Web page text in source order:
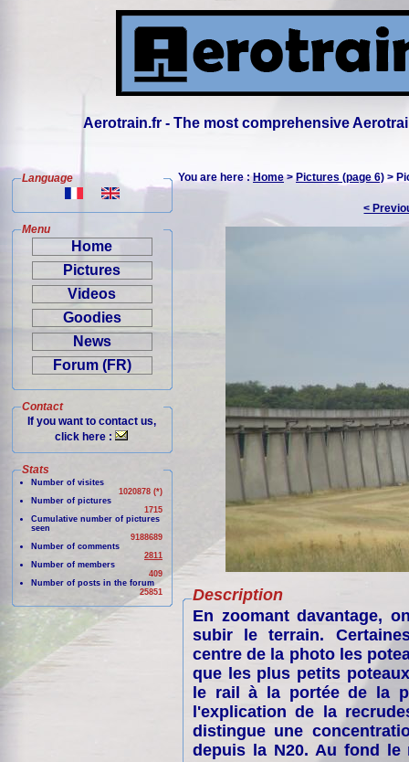
Aerotrain.fr - The most comprehensive
Language
Menu
Home
Pictures
Videos
Goodies
News
Forum (FR)
Contact
If you want to contact us,
click here :
Stats
Number of visites
1020878 (*)
Number of pictures
1715
Cumulative number of pictures
seen
9188689
Number of comments
2811
Number of members
409
Number of posts in the forum
25851
You are here :Home>Pictures (page 6) >
<
Description
En zoomant davantage,
subir le terrain.
centre de la photo les
que les plus petits
le rail à la portée de la
l'explication de la
distingue une
depuis la N20. Au fond